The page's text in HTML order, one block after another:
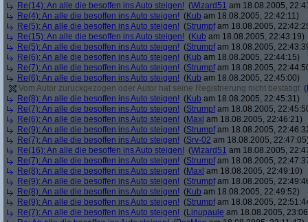
Re(14): An alle die besoffen ins Auto steigen! (Wizard51 am 18.08.2005,
Re(4): An alle die besoffen ins Auto steigen! (Kub am 18.08.2005, 22:42:11)
Re(5): An alle die besoffen ins Auto steigen! (Strumpfam 18.08.2005,
Re(15): An alle die besoffen ins Auto steigen! (Kub am 18.08.2005, 22:43:19)
Re(5): An alle die besoffen ins Auto steigen! (Strumpfam 18.08.2005,
Re(6): An alle die besoffen ins Auto steigen! (Kub am 18.08.2005, 22:44:15)
Re(7): An alle die besoffen ins Auto steigen! (Strumpfam 18.08.2005,
Re(6): An alle die besoffen ins Auto steigen! (Kub am 18.08.2005, 22:45:00)
Vom Autor zurückgezogen oder Autor hat seine Registrierung nicht bestätigt (
Re(8): An alle die besoffen ins Auto steigen! (Kub am 18.08.2005, 22:45:31)
Re(7): An alle die besoffen ins Auto steigen! (Strumpfam 18.08.2005,
Re(6): An alle die besoffen ins Auto steigen! (Maxl am 18.08.2005, 22:46:21)
Re(9): An alle die besoffen ins Auto steigen! (Strumpfam 18.08.2005,
Re(7): An alle die besoffen ins Auto steigen! (Srv-02 am 18.08.2005,
Re(16): An alle die besoffen ins Auto steigen! (Wizard51 am 18.08.2005,
Re(7): An alle die besoffen ins Auto steigen! (Strumpfam 18.08.2005,
Re(8): An alle die besoffen ins Auto steigen! (Maxl am 18.08.2005, 22:49:10)
Re(9): An alle die besoffen ins Auto steigen! (Strumpfam 18.08.2005,
Re(8): An alle die besoffen ins Auto steigen! (Kub am 18.08.2005, 22:49:52)
Re(9): An alle die besoffen ins Auto steigen! (Strumpfam 18.08.2005,
Re(7): An alle die besoffen ins Auto steigen! (Linupaule am 18.08.2005,